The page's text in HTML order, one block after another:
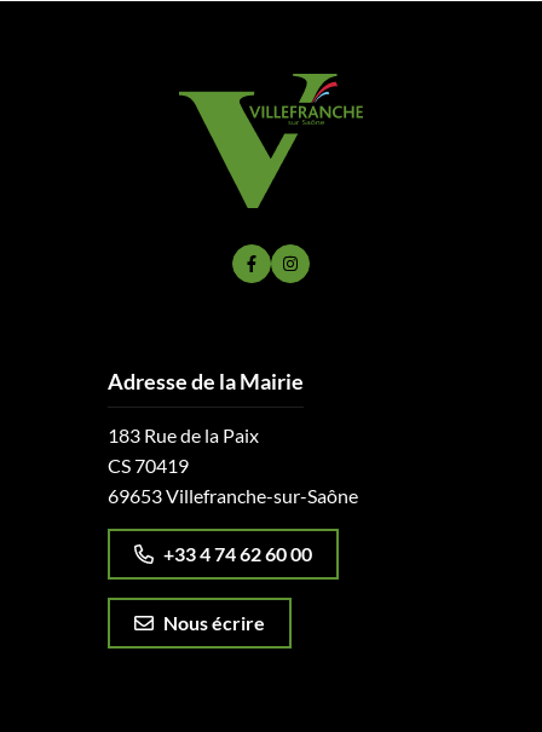
Lien vers le compte Facebook
Lien vers le compte Instagram
Adresse de la Mairie
183 Rue de la Paix
CS 70419
69653 Villefranche-sur-Saône
+33 4 74 62 60 00
Nous écrire